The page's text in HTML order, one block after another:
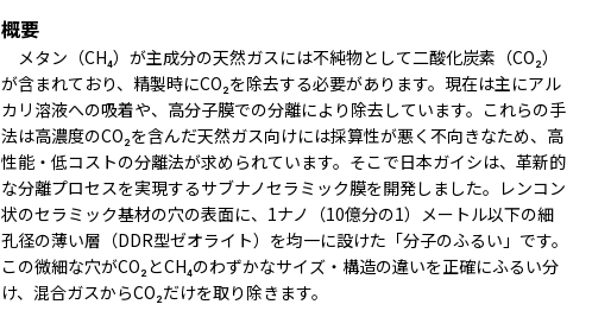
概要
メタン（CH₄）が主成分の天然ガスには不純物として二酸化炭素（CO₂）
が含まれており、精製時にCO₂を除去する必要があります。現在は主にアル
カリ溶液への吸着や、高分子膜での分離により除去しています。これらの手
法は高濃度のCO₂を含んだ天然ガス向けには採算性が悪く不向きなため、高
性能・低コストの分離法が求められています。そこで日本ガイシは、革新的
な分離プロセスを実現するサブナノセラミック膜を開発しました。レンコン
状のセラミック基材の穴の表面に、1ナノ（10億分の1）メートル以下の細
孔径の薄い層（DDR型ゼオライト）を均一に設けた「分子のふるい」です。
この微細な穴がCO₂とCH₄のわずかなサイズ・構造の違いを正確にふるい分
け、混合ガスからCO₂だけを取り除きます。